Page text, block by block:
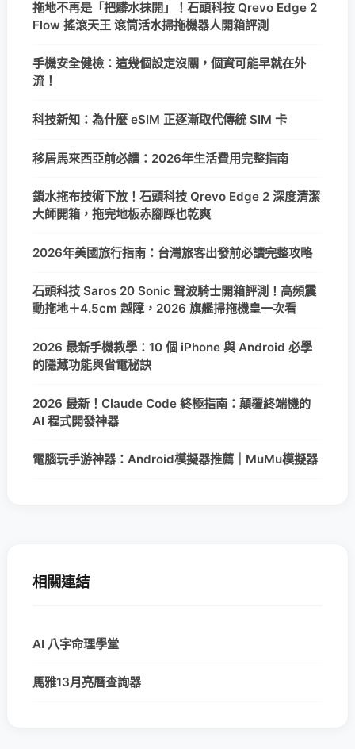
拖地不再是「把髒水抹開」！石頭科技 Qrevo Edge 2
Flow 搖滾天王 滾筒活水掃拖機器人開箱評測
手機安全健檢：這幾個設定沒關，個資可能早就在外
流！
科技新知：為什麼 eSIM 正逐漸取代傳統 SIM 卡
移居馬來西亞前必讀：2026年生活費用完整指南
鎖水拖布技術下放！石頭科技 Qrevo Edge 2 深度清潔
大師開箱，拖完地板赤腳踩也乾爽
2026年美國旅行指南：台灣旅客出發前必讀完整攻略
石頭科技 Saros 20 Sonic 聲波騎士開箱評測！高頻震
動拖地＋4.5cm 越障，2026 旗艦掃拖機皇一次看
2026 最新手機教學：10 個 iPhone 與 Android 必學
的隱藏功能與省電秘訣
2026 最新！Claude Code 終極指南：顛覆終端機的
AI 程式開發神器
電腦玩手游神器：Android模擬器推薦｜MuMu模擬器
相關連結
AI 八字命理學堂
馬雅13月亮曆查詢器